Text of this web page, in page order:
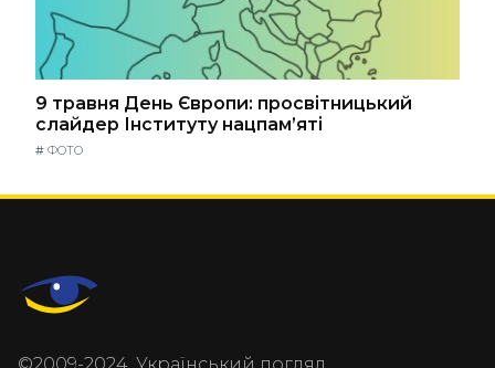
9 травня День Європи: просвітницький
слайдер Інституту нацпам’яті
# ФОТО
©2009-2024, Український погляд.